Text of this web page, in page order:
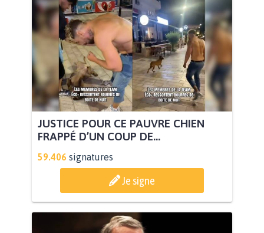
JUSTICE POUR CE PAUVRE CHIEN
FRAPPÉ D’UN COUP DE...
59.406 signatures
Je signe